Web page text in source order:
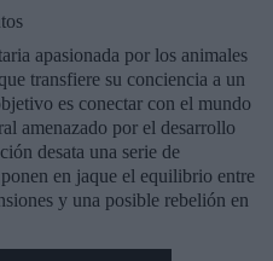
apasionada por los animales
transfiere su conciencia a un
es conectar con el mundo
amenazado por el desarrollo
desata una serie de
en jaque el equilibrio entre
y una posible rebelión en